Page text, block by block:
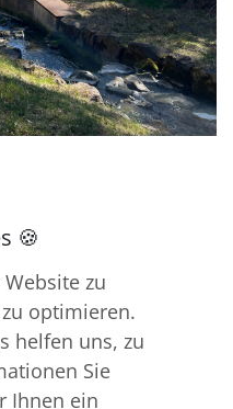
zu
optimieren.
helfen uns, zu
Sie
Ihnen ein